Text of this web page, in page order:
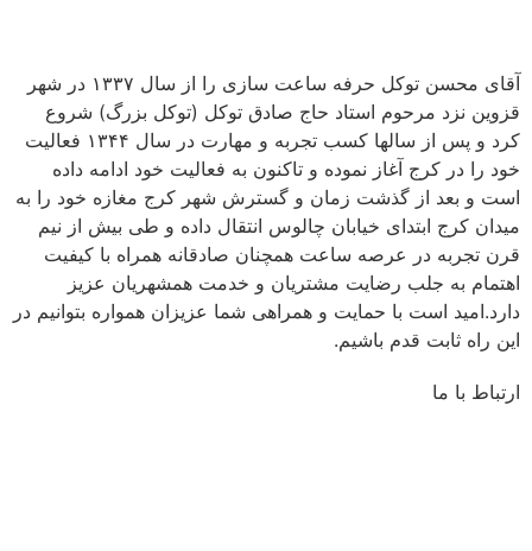
آقای محسن توکل حرفه ساعت سازی را از سال ۱۳۳۷ در شهر
قزوین نزد مرحوم استاد حاج صادق توکل (توکل بزرگ) شروع
کرد و پس از سالها کسب تجربه و مهارت در سال ۱۳۴۴ فعالیت
خود را در کرج آغاز نموده و تاکنون به فعالیت خود ادامه داده
است و بعد از گذشت زمان و گسترش شهر کرج مغازه خود را به
میدان کرج ابتدای خیابان چالوس انتقال داده و طی بیش از نیم
قرن تجربه در عرصه ساعت همچنان صادقانه همراه با کیفیت
اهتمام به جلب رضایت مشتریان و خدمت همشهریان عزیز
دارد.امید است با حمایت و همراهی شما عزیزان همواره بتوانیم در
این راه ثابت قدم باشیم.
ارتباط با ما